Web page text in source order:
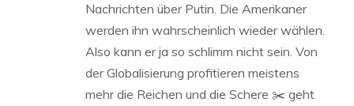
Nachrichten über Putin. Die Amerikaner
werden ihn wahrscheinlich wieder wählen.
Also kann er ja so schlimm nicht sein. Von
der Globalisierung profitieren meistens
mehr die Reichen und die Schere ✂️ geht